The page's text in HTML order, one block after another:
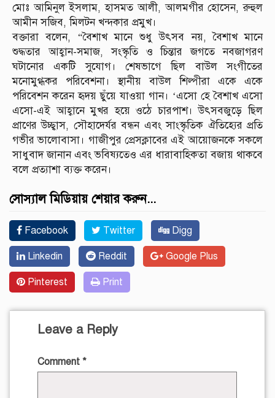
মোঃ আমিনুল ইসলাম, হাসমত আলী, আলমগীর হোসেন, রুহুল
আমীন সজিব, মিলটন খন্দকার প্রমুখ।
বক্তারা বলেন, “বৈশাখ মানে শুধু উৎসব নয়, বৈশাখ মানে
শুদ্ধতার আহ্বান-সমাজ, সংস্কৃতি ও চিন্তার জগতে নবজাগরণ
ঘটানোর একটি সুযোগ। শেষভাগে ছিল বাউল সংগীতের
মনোমুগ্ধকর পরিবেশনা। স্থানীয় বাউল শিল্পীরা একে একে
পরিবেশন করেন হৃদয় ছুঁয়ে যাওয়া গান। ‘এসো হে বৈশাখ এসো
এসো-এই আহ্বানে মুখর হয়ে ওঠে চারপাশ। উৎসবজুড়ে ছিল
প্রাণের উচ্ছ্বাস, সৌহাদের্যর বন্ধন এবং সাংস্কৃতিক ঐতিহ্যের প্রতি
গভীর ভালোবাসা। গাজীপুর প্রেসক্লাবের এই আয়োজনকে সকলে
সাধুবাদ জানান এবং ভবিষ্যতেও এর ধারাবাহিকতা বজায় থাকবে
বলে প্রত্যাশা ব্যক্ত করেন।
সোস্যাল মিডিয়ায় শেয়ার করুন...
Facebook Twitter Digg
Linkedin Reddit Google Plus
Pinterest Print
Leave a Reply
Comment *